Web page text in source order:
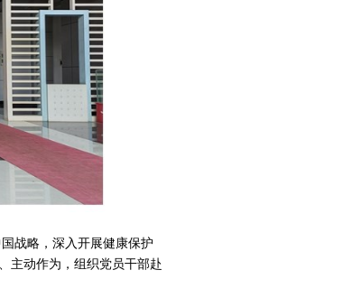
战略，深入开展健康保护
主动作为，组织党员干部赴